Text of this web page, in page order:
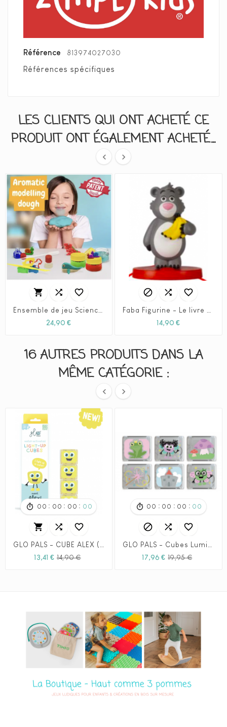
Référence 813974027030
Références spécifiques
LES CLIENTS QUI ONT ACHETÉ CE
PRODUIT ONT ÉGALEMENT ACHETÉ...
 
  
24,90 €Prix
  
14,90 €Prix
16 AUTRES PRODUITS DANS LA
MÊME CATÉGORIE :
 
00 : 00 : 00 : 00
  
13,41 € 14,90 €
00 : 00 : 00 : 00
  
17,96 € 19,95 €